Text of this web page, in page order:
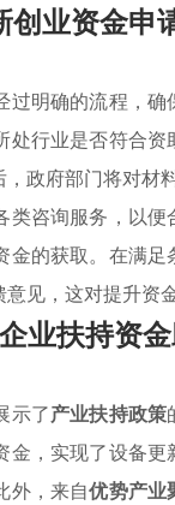
创业资金申
过明确的流程，
处行业是否符合
政府部门将对材
咨询服务，以
的获取。在满
见，这对提升资
业扶持资
示了产业扶持政策
金，实现了设备
外，来自优势产业